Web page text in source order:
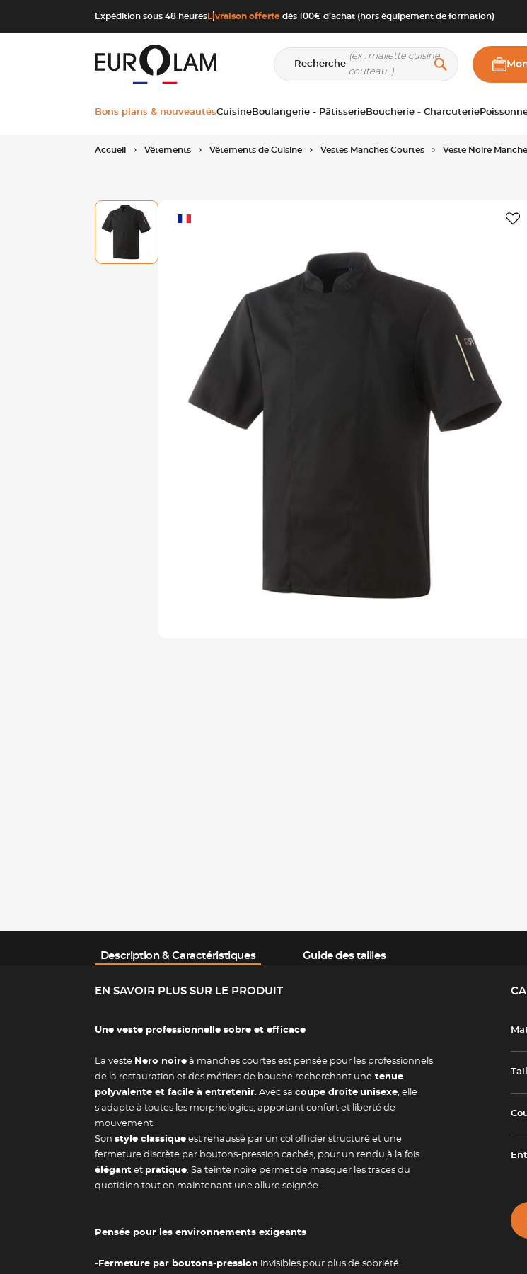
Expédition sous 48 heures Livraison offerte dès 100€ d’achat (hors équipement de formation)
Recherche
Bons plans & nouveautésCuisine Boulangerie - Pâtisserie Boucherie - Charcuterie
Accueil Vêtements Vêtements de Cuisine Vestes Manches Courtes Veste Noire
Description & Caractéristiques Guide des tailles
EN SAVOIR PLUS SUR LE PRODUIT
Une veste professionnelle sobre et efficace
La veste Nero noire à manches courtes est pensée pour les professionnels
de la restauration et des métiers de bouche recherchant une tenue
polyvalente et facile à entretenir. Avec sa coupe droite unisexe, elle
s’adapte à toutes les morphologies, apportant confort et liberté de
mouvement.
Son style classique est rehaussé par un col officier structuré et une
fermeture discrète par boutons-pression cachés, pour un rendu à la fois
élégant et pratique. Sa teinte noire permet de masquer les traces du
quotidien tout en maintenant une allure soignée.
Pensée pour les environnements exigeants
-Fermeture par boutons-pression invisibles pour plus de sobriété